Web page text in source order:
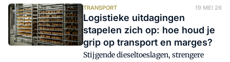
TRANSPORT 19 MEI 26
Logistieke uitdagingen
stapelen zich op: hoe houd je
grip op transport en marges?
Stijgende dieseltoeslagen, strengere